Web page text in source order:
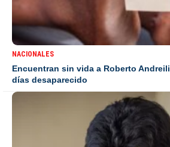
NACIONALES
Encuentran sin vida a Roberto
días desaparecido